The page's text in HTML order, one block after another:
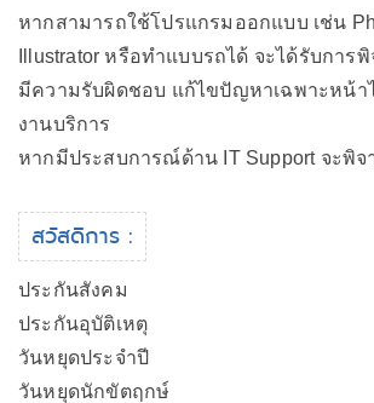
หากสามารถใช้โปรแกรมออกแบบ เช่น
Illustrator หรือทำแบบรถได้ จะได้รับการ
มีความรับผิดชอบ แก้ไขปัญหาเฉพาะหน้า
งานบริการ
หากมีประสบการณ์ด้าน IT Support จะพิจ
สวัสดิการ :
ประกันสังคม
ประกันอุบัติเหตุ
วันหยุดประจำปี
วันหยุดนักขัตฤกษ์